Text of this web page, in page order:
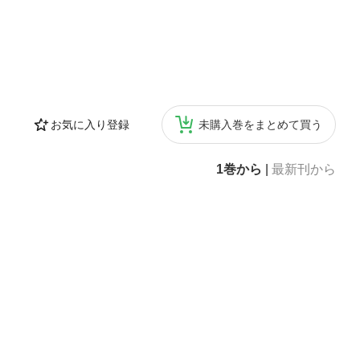
お気に入り登録 未購入巻をまとめて買う
1巻から 最新刊から